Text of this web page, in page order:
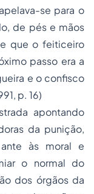
se para o
de pés e mãos
que o feiticeiro
passo era a
e o confisco
p. 16)
apontando
da punição,
às moral e
o normal do
dos órgãos da